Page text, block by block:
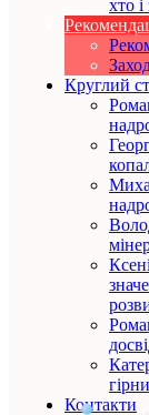
хто і
Круглий
Контакти